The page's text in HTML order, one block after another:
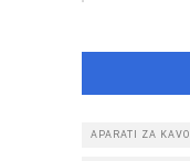
APARATI ZA KAVO